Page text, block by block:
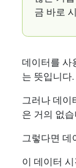
금 바로
데이터를 사
는 뜻입니다.
그러나 데이
은 거의 없
그렇다면 데
이 데이터